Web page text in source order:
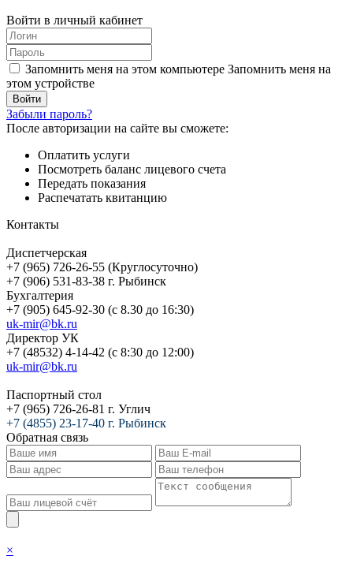
Войти в личный кабинет
Запомнить меня на этом компьютере Запомнить меня на
этом устройстве
Забыли пароль?
После авторизации на сайте вы сможете:
Оплатить услуги
Посмотреть баланс лицевого счета
Передать показания
Распечатать квитанцию
Контакты
Диспетчерская
+7 (965) 726-26-55 (Круглосуточно)
+7 (906) 531-83-38 г. Рыбинск
Бухгалтерия
+7 (905) 645-92-30 (с 8.30 до 16:30)
uk-mir@bk.ru
Директор УК
+7 (48532) 4-14-42 (с 8:30 до 12:00)
uk-mir@bk.ru
Паспортный стол
+7 (965) 726-26-81 г. Углич
+7 (4855) 23-17-40 г. Рыбинск
Обратная связь
×